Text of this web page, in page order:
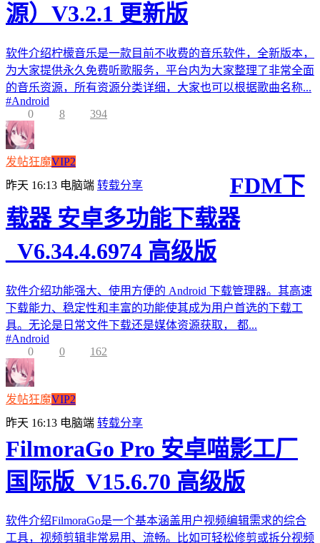
源）V3.2.1 更新版
软件介绍柠檬音乐是一款目前不收费的音乐软件，全新版本，
为大家提供永久免费听歌服务，平台内为大家整理了非常全面
的音乐资源，所有资源分类详细，大家也可以根据歌曲名称...
#Android
0
8 394
发帖狂魔VIP2
昨天 16:13 电脑端 转载分享
FDM下
载器 安卓多功能下载器
_V6.34.4.6974 高级版
软件介绍功能强大、使用方便的 Android 下载管理器。其高速
下载能力、稳定性和丰富的功能使其成为用户首选的下载工
具。无论是日常文件下载还是媒体资源获取， 都...
#Android
0
0 162
发帖狂魔VIP2
昨天 16:13 电脑端 转载分享
FilmoraGo Pro 安卓喵影工厂
国际版_V15.6.70 高级版
软件介绍FilmoraGo是一个基本涵盖用户视频编辑需求的综合
工具，视频剪辑非常易用、流畅。比如可轻松修剪或拆分视频